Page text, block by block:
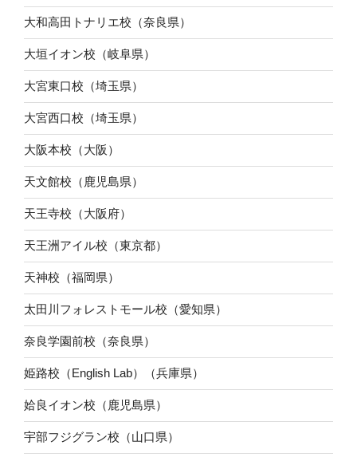
大和高田トナリエ校（奈良県）
大垣イオン校（岐阜県）
大宮東口校（埼玉県）
大宮西口校（埼玉県）
大阪本校（大阪）
天文館校（鹿児島県）
天王寺校（大阪府）
天王洲アイル校（東京都）
天神校（福岡県）
太田川フォレストモール校（愛知県）
奈良学園前校（奈良県）
姫路校（English Lab）（兵庫県）
姶良イオン校（鹿児島県）
宇部フジグラン校（山口県）